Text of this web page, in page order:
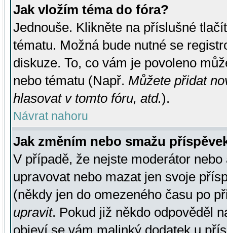
Jak vložím téma do fóra?
Jednouše. Klikněte na příslušné
tématu. Možná bude nutné se
diskuze. To, co vám je povoleno
nebo tématu (Např. Můžete přidat
hlasovat v tomto fóru, atd.).
Návrat nahoru
Jak změním nebo smažu
V případě, že nejste moderátor
upravovat nebo mazat jen svoje
(někdy jen do omezeného času po
upravit. Pokud již někdo odpověděl
objeví se vám malinký dodatek u